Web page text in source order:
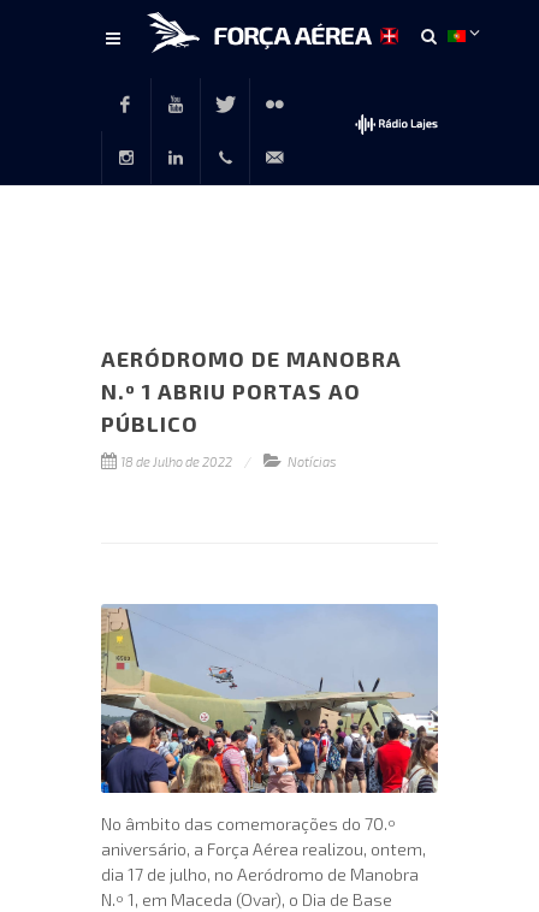
FacebookYoutubeTwitter Flickr
AERÓDROMO DE MANOBRA
N.º 1 ABRIU PORTAS AO
PÚBLICO
18 de Julho de 2022 Notícias
No âmbito das comemorações do 70.º
aniversário, a Força Aérea realizou, ontem,
dia 17 de julho, no Aeródromo de Manobra
N.º 1, em Maceda (Ovar), o Dia de Base